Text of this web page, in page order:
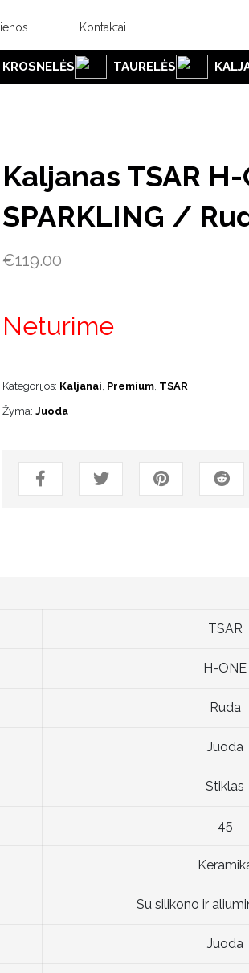
Kontaktai
KROSNELĖS TAURELĖS
Kaljanas TSAR
SPARKLING /
€119.00
Neturime
Kategorijos: Kaljanai, Premium, TSAR
Žyma: Juoda
TSAR
H-ONE
Ruda
Juoda
Stiklas
45
Su silikono ir
Juoda